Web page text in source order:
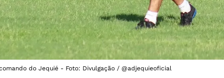
do Jequié - Foto: Divulgação / @adjequieoficial